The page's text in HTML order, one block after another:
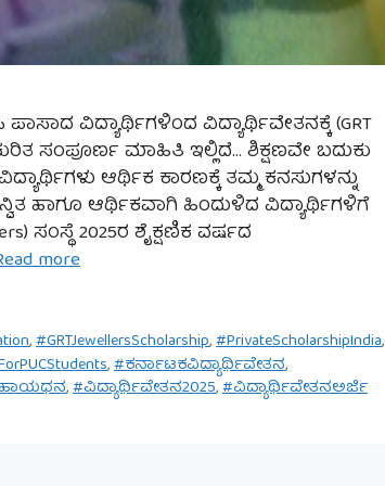
ವಿದ್ಯಾರ್ಥಿಗಳಿಂದ ವಿದ್ಯಾರ್ಥಿವೇತನಕ್ಕೆ (GRT
ಸಂಪೂರ್ಣ ಮಾಹಿತಿ ಇಲ್ಲಿದೆ… ಶಿಕ್ಷಣವೇ ಬದುಕು
ಆರ್ಥಿಕ ಕಾರಣಕ್ಕೆ ತಮ್ಮ ಕನಸುಗಳನ್ನು
ಹಾಗೂ ಆರ್ಥಿಕವಾಗಿ ಹಿಂದುಳಿದ ವಿದ್ಯಾರ್ಥಿಗಳಿಗೆ
ಸಂಸ್ಥೆ 2025ರ ಶೈಕ್ಷಣಿಕ ವರ್ಷದ
more
,#GRTJewellersScholarship,#PrivateScholarshipIndia,
,#ಕರ್ನಾಟಕವಿದ್ಯಾರ್ಥಿವೇತನ,
,#ವಿದ್ಯಾರ್ಥಿವೇತನ2025,#ವಿದ್ಯಾರ್ಥಿವೇತನಅರ್ಜಿ